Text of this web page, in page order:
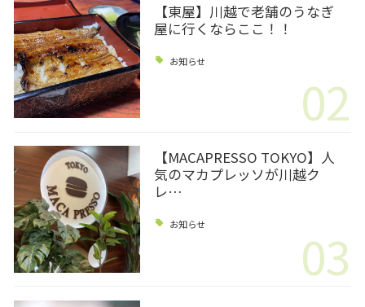
【東屋】川越で老舗のうなぎ
屋に行くならここ！！
お知らせ
02
【MACAPRESSO TOKYO】人
気のマカプレッソが川越ク
レ…
お知らせ 03